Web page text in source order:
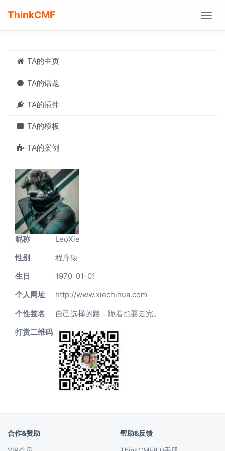
ThinkCMF
TA的主页
TA的话题
TA的插件
TA的模板
TA的案例
昵称
LeoXie
性别
程序猿
生日
1970-01-01
个人网址
http://www.xiechihua.com
个性签名
自己选择的路，跪着也要走完。
打赏二维码
合作&赞助
帮助&反馈